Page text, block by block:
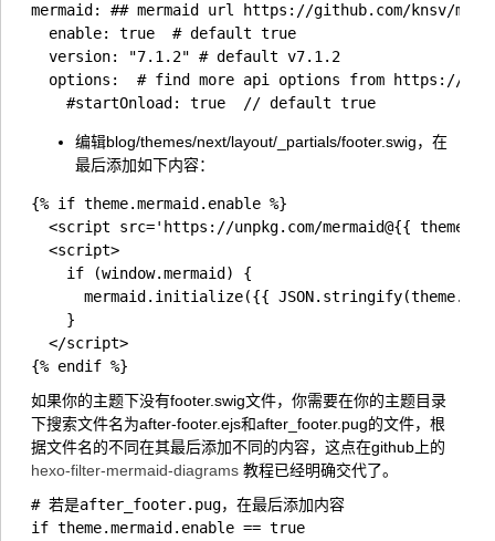
mermaid: ## mermaid url https://github.com/knsv/
  enable: true  # default true
  version: "7.1.2" # default v7.1.2
options:  # find more api options from https://
编辑blog/themes/next/layout/_partials/footer.swig，在
最后添加如下内容：
{% if theme.mermaid.enable %}
<script src='https://unpkg.com/mermaid@{{
  <script>
    if (window.mermaid) {
mermaid.initialize({{
    }
  </script>
如果你的主题下没有footer.swig文件，你需要在你的主题目录
下搜索文件名为after-footer.ejs和after_footer.pug的文件，根
据文件名的不同在其最后添加不同的内容，这点在github上的
hexo-filter-mermaid-diagrams 教程已经明确交代了。
# 若是after_footer.pug，在最后添加内容
if theme.mermaid.enable == true